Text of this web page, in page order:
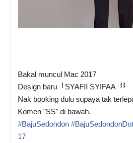
Bakal muncul Mac 2017
Design baru <3<3SYAFII SYIFAA <3<3
Nak booking dulu supaya tak
Komen "SS" di bawah.
#BajuSedondon #
17